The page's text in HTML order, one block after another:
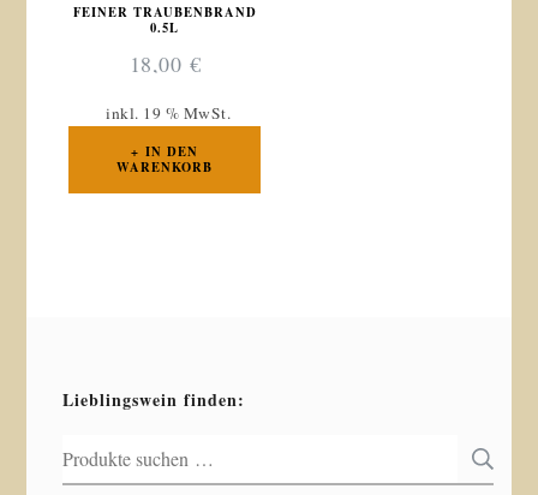
FEINER TRAUBENBRAND
0.5L
18,00 €
inkl. 19 % MwSt.
IN DEN
WARENKORB
Lieblingswein finden:
Suchen